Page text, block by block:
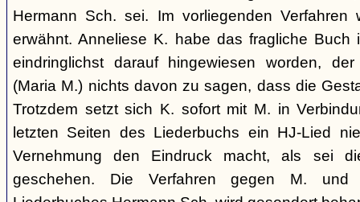
Hermann Sch. sei. Im vorliegenden Verfahren
erwähnt. Anneliese K. habe das fragliche Buch
eindringlichst darauf hingewiesen worden,
(Maria M.) nichts davon zu sagen, dass die
Trotzdem setzt sich K. sofort mit M. in
letzten Seiten des Liederbuchs ein HJ-Lied
Vernehmung den Eindruck macht, als sei
geschehen. Die Verfahren gegen M. und